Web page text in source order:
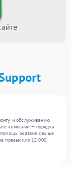
и обслуживанию
компании — порядка
оказана свыше
превысило 12 000.
включая , , . Мы
результат благодаря